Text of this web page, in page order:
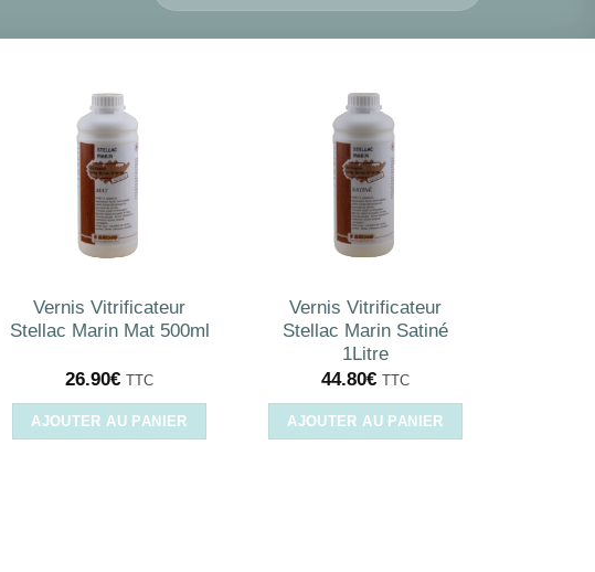
Vernis Vitrificateur
Stellac Marin Mat 500ml
26.90€ TTC
AJOUTER AU PANIER
Vernis Vitrificateur
Stellac Marin Satiné
1Litre
44.80€ TTC
AJOUTER AU PANIER